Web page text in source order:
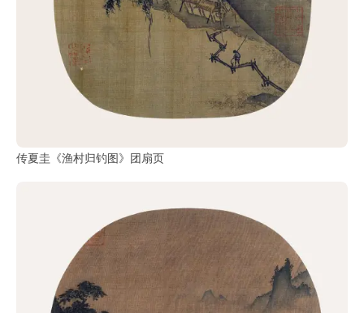
传夏圭《渔村归钓图》团扇页